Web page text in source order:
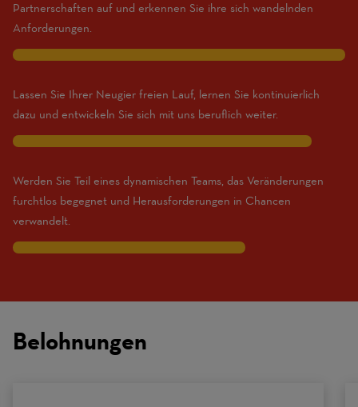
Partnerschaften auf und erkennen Sie ihre sich wandelnden
Anforderungen.
10
Lassen Sie Ihrer Neugier freien Lauf, lernen Sie kontinuierlich
dazu und entwickeln Sie sich mit uns beruflich weiter.
9
Werden Sie Teil eines dynamischen Teams, das Veränderungen
furchtlos begegnet und Herausforderungen in Chancen
verwandelt.
7
are
a
Belohnungen